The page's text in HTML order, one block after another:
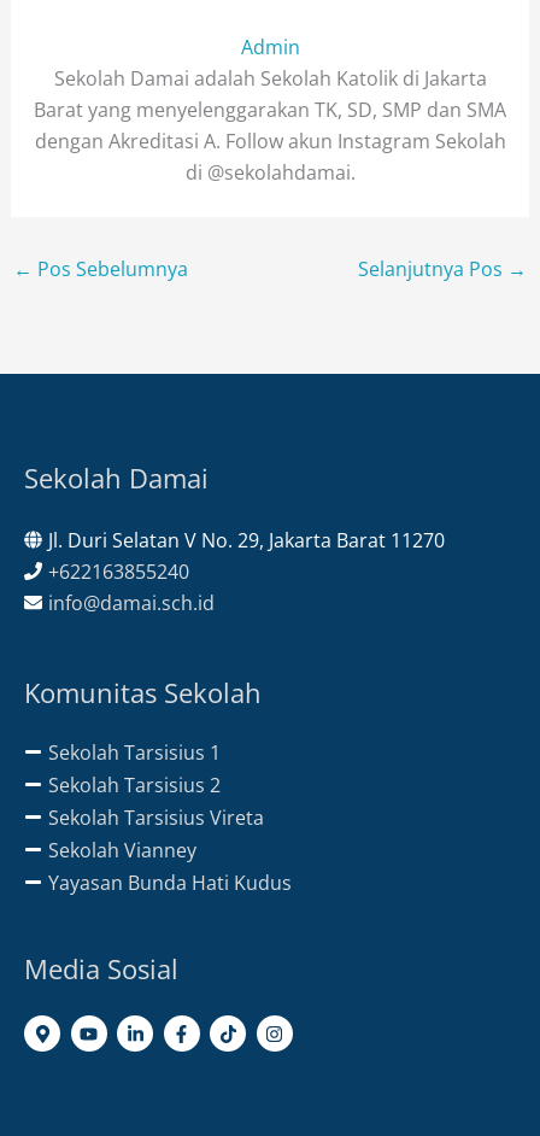
Admin
Sekolah Damai adalah Sekolah Katolik di Jakarta
Barat yang menyelenggarakan TK, SD, SMP dan SMA
dengan Akreditasi A. Follow akun Instagram Sekolah
di @sekolahdamai.
← Pos Sebelumnya Selanjutnya Pos →
Sekolah Damai
Jl. Duri Selatan V No. 29, Jakarta Barat 11270
+622163855240
info@damai.sch.id
Komunitas Sekolah
Sekolah Tarsisius 1
Sekolah Tarsisius 2
Sekolah Tarsisius Vireta
Sekolah Vianney
Yayasan Bunda Hati Kudus
Media Sosial